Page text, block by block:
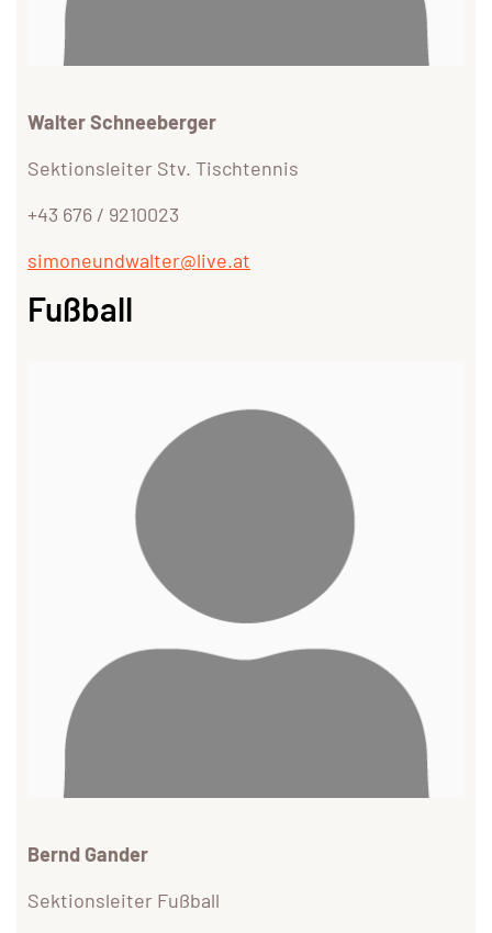
Walter Schneeberger
Sektionsleiter Stv. Tischtennis
+43 676 / 9210023
simoneundwalter@live.at
Fußball
Bernd Gander
Sektionsleiter Fußball